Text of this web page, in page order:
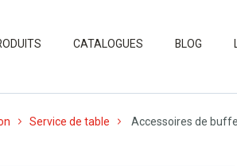
CATALOGUES BLOG
Service de table Accessoires de